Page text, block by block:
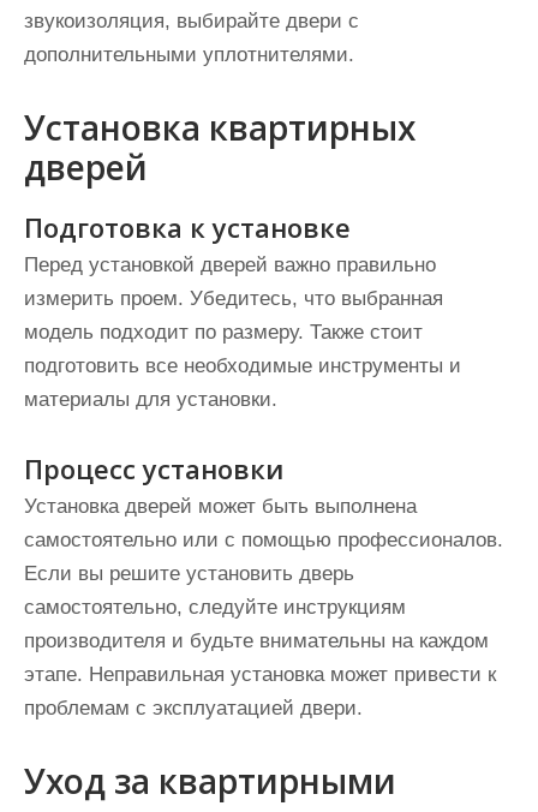
звукоизоляция, выбирайте двери с
дополнительными уплотнителями.
Установка квартирных
дверей
Подготовка к установке
Перед установкой дверей важно правильно
измерить проем. Убедитесь, что выбранная
модель подходит по размеру. Также стоит
подготовить все необходимые инструменты и
материалы для установки.
Процесс установки
Установка дверей может быть выполнена
самостоятельно или с помощью профессионалов.
Если вы решите установить дверь
самостоятельно, следуйте инструкциям
производителя и будьте внимательны на каждом
этапе. Неправильная установка может привести к
проблемам с эксплуатацией двери.
Уход за квартирными